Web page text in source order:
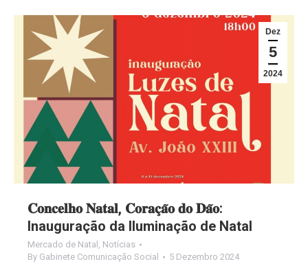
Dez
5
2024
𝐂𝐨𝐧𝐜𝐞𝐥𝐡𝐨 𝐍𝐚𝐭𝐚𝐥, 𝐂𝐨𝐫𝐚𝐜̧𝐚̃𝐨 𝐝𝐨 𝐃𝐚̃𝐨:
Inauguração da Iluminação de Natal
Mercado de Natal Notícias
By Gabinete Comunicação Social 5 Dezembro 2024